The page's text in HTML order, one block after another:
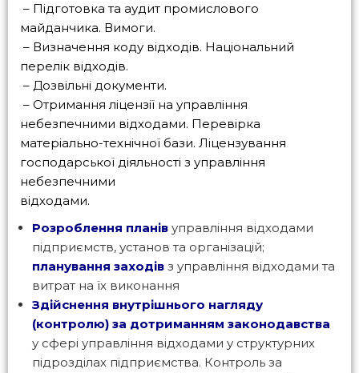
– Підготовка та аудит промислового
майданчика. Вимоги.
– Визначення коду відходів. Національний
перелік відходів.
– Дозвільні документи.
– Отримання ліцензії на управління
небезпечними відходами. Перевірка
матеріально-технічної бази. Ліцензування
господарської діяльності з управління
небезпечними
відходами.
Розроблення планів управління відходами
підприємств, установ та організацій;
планування заходів з управління відходами та
витрат на їх виконання
Здійснення внутрішнього нагляду
(контролю) за дотриманням законодавства
у сфері управління відходами у структурних
підрозділах підприємства. Контроль за